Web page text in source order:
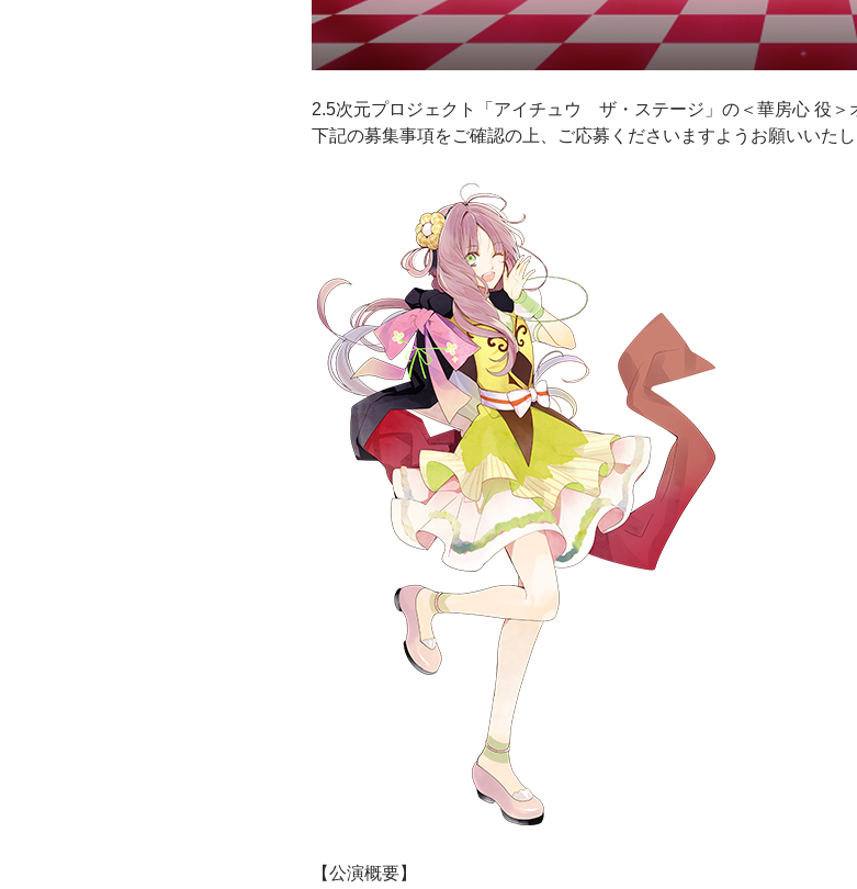
2.5次元プロジェクト「アイチュウ ザ・ステージ」の＜華房心 役＞
下記の募集事項をご確認の上、ご応募くださいますようお願いいたし
【公演概要】